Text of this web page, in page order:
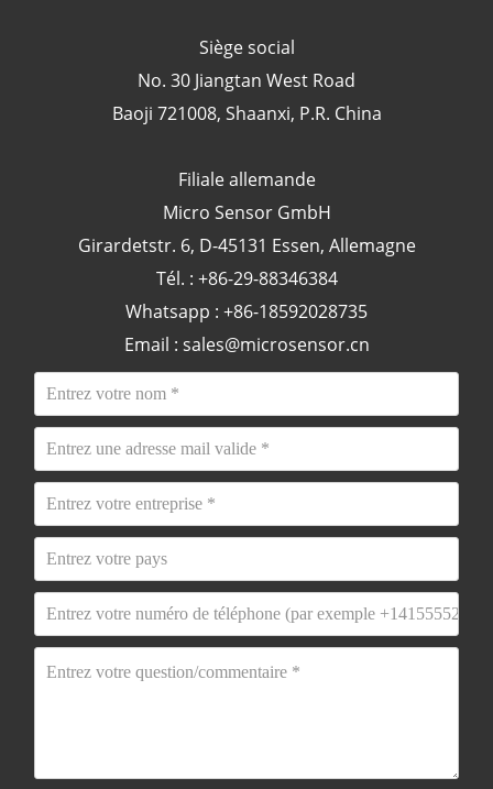
Siège social
No. 30 Jiangtan West Road
Baoji 721008, Shaanxi, P.R. China
Filiale allemande
Micro Sensor GmbH
Girardetstr. 6, D-45131 Essen, Allemagne
Tél. : +86-29-88346384
Whatsapp : +86-18592028735
Email : sales@microsensor.cn